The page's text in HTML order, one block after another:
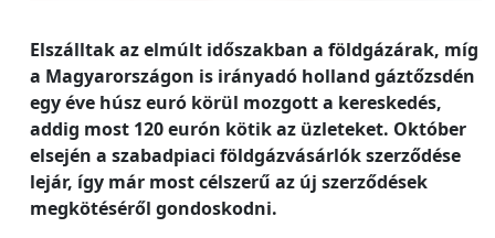
Elszálltak az elmúlt időszakban a földgázárak, míg
a Magyarországon is irányadó holland gáztőzsdén
egy éve húsz euró körül mozgott a kereskedés,
addig most 120 eurón kötik az üzleteket. Október
elsején a szabadpiaci földgázvásárlók szerződése
lejár, így már most célszerű az új szerződések
megkötéséről gondoskodni.